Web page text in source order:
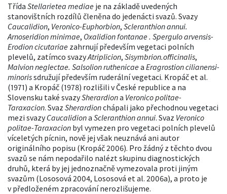
Třída Stellarietea mediae je na základě uvedených
stanovištních rozdílů členěna do jedenácti svazů. Svazy
Caucalidion, Veronico-Euphorbion, Scleranthion annui.
Arnoseridion minimae, Oxalidion fontanae . Spergulo arvensis-
Erodion cicutariae zahrnují především vegetaci polních
plevelů, zatímco svazyAtriplicion, Sisymbrion.officinalis,
Malvion neglectae. Salsolion ruthenicaea Eragrostion cilianensi-
minorissdružují především ruderální vegetaci. Kropáč et al.
(1971) a Kropáč (1978) rozlišili v České republice a na
Slovensku také svazySherardiona Veronico politae-
Taraxacion. Svaz Sherardionchápali jako přechodnou vegetaci
mezi svazyCaucalidiona Scleranthion annui. Svaz Veronico
politae-Taraxacion byl vymezen pro vegetaci polních plevelů
víceletých pícnin, nově jej však neuznává ani autor
originálního popisu (Kropáč 2006). Pro žádný z těchto dvou
svazů se nám nepodařilo nalézt skupinu diagnostických
druhů, která by jej jednoznačně vymezovala proti jiným
svazům (Lososová 2004, Lososová et al. 2006a), a proto je
v předloženém zpracování nerozlišujeme.